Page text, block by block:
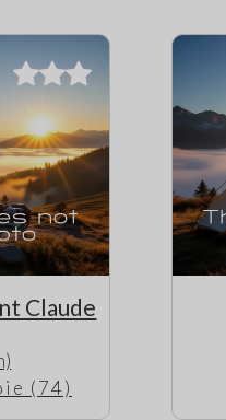
Claude
(74)